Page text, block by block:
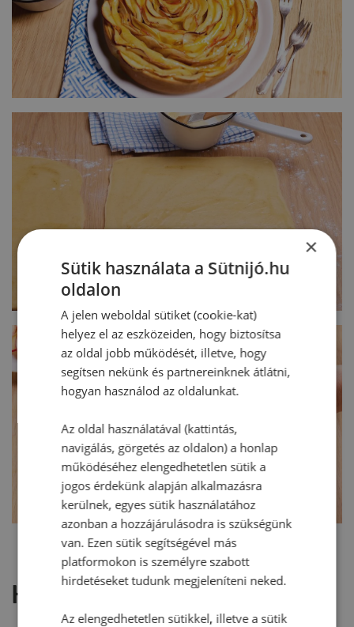
Hozzászólások
×
Sütik használata a Sütnijó.hu
oldalon
A jelen weboldal sütiket (cookie-kat)
helyez el az eszközeiden, hogy biztosítsa
az oldal jobb működését, illetve, hogy
segítsen nekünk és partnereinknek átlátni,
hogyan használod az oldalunkat.
Az oldal használatával (kattintás,
navigálás, görgetés az oldalon) a honlap
működéséhez elengedhetetlen sütik a
jogos érdekünk alapján alkalmazásra
kerülnek, egyes sütik használatához
azonban a hozzájárulásodra is szükségünk
van. Ezen sütik segítségével más
platformokon is személyre szabott
hirdetéseket tudunk megjeleníteni neked.
Az elengedhetetlen sütikkel, illetve a sütik